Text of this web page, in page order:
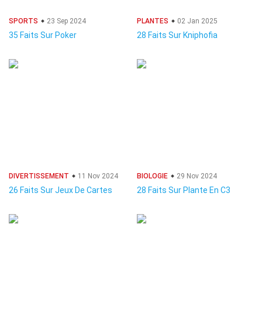
SPORTS 23 Sep 2024
35 Faits Sur Poker
PLANTES 02 Jan 2025
28 Faits Sur Kniphofia
DIVERTISSEMENT 11 Nov 2024
26 Faits Sur Jeux De Cartes
BIOLOGIE 29 Nov 2024
28 Faits Sur Plante En C3